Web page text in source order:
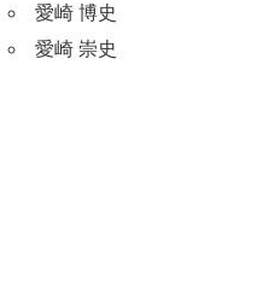
愛崎 博史
愛崎 崇史